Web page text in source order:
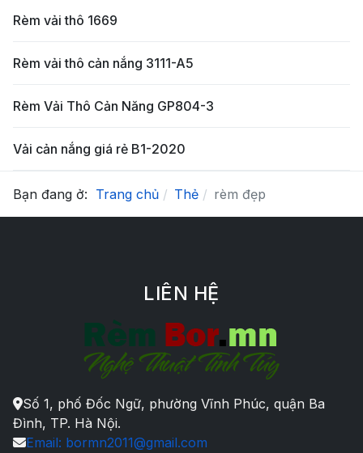
Rèm vải thô 1669
Rèm vải thô cản nắng 3111-A5
Rèm Vải Thô Cản Năng GP804-3
Vải cản nắng giá rẻ B1-2020
Bạn đang ở: Trang chủ Thẻ rèm đẹp
LIÊN HỆ
Số 1, phố Đốc Ngữ, phường Vĩnh Phúc, quận Ba
Đình, TP. Hà Nội.
Email: bormn2011@gmail.com